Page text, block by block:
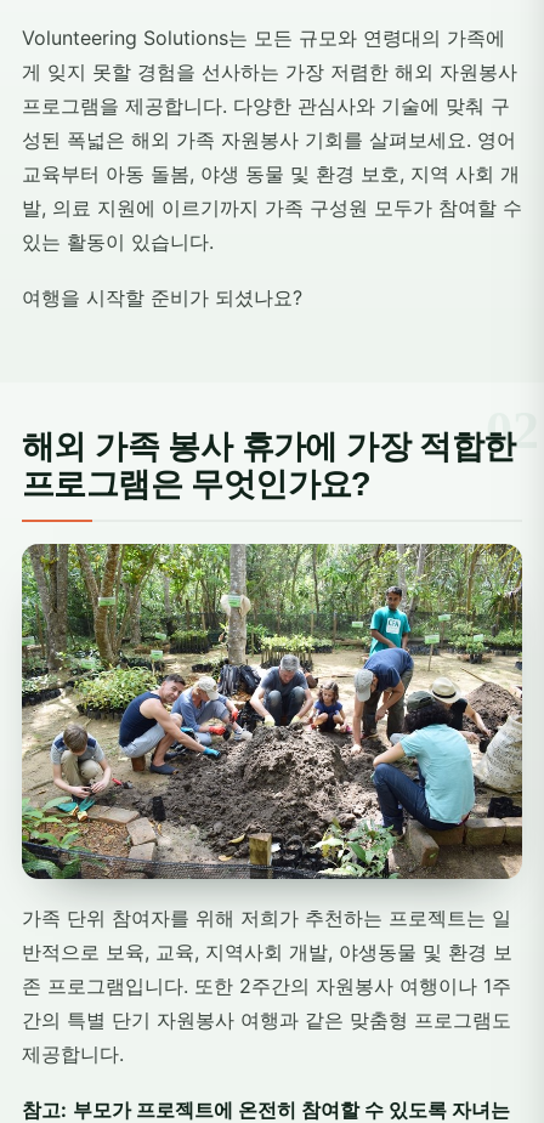
Volunteering Solutions는 모든 규모와 연령대의 가족에
게 잊지 못할 경험을 선사하는 가장 저렴한 해외 자원봉사
프로그램을 제공합니다. 다양한 관심사와 기술에 맞춰 구
성된 폭넓은 해외 가족 자원봉사 기회를 살펴보세요. 영어
교육부터 아동 돌봄, 야생 동물 및 환경 보호, 지역 사회 개
발, 의료 지원에 이르기까지 가족 구성원 모두가 참여할 수
있는 활동이 있습니다.
여행을 시작할 준비가 되셨나요?
해외 가족 봉사 휴가에 가장 적합한
프로그램은 무엇인가요?
가족 단위 참여자를 위해 저희가 추천하는 프로젝트는 일
반적으로 보육, 교육, 지역사회 개발, 야생동물 및 환경 보
존 프로그램입니다. 또한 2주간의 자원봉사 여행이나 1주
간의 특별 단기 자원봉사 여행과 같은 맞춤형 프로그램도
제공합니다.
참고: 부모가 프로젝트에 온전히 참여할 수 있도록 자녀는